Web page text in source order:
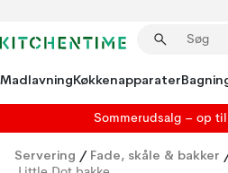
MadlavningKøkkenapparater
Sommerudsalg – op til
Servering / Fade, skåle & bakker